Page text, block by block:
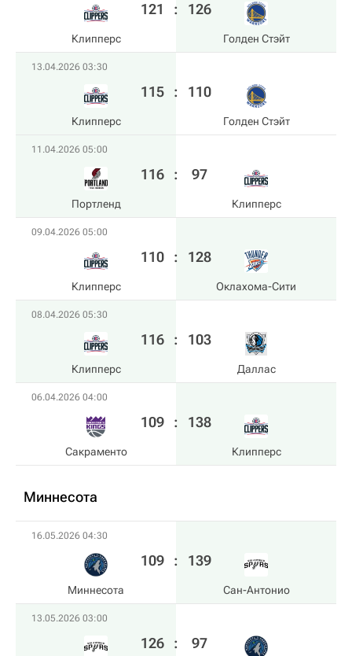
Клипперс
121 : 126
Голден Стэйт
13.04.2026 03:30
Клипперс
115 : 110
Голден Стэйт
11.04.2026 05:00
Портленд
116 : 97
Клипперс
09.04.2026 05:00
Клипперс
110 : 128
Оклахома-Сити
08.04.2026 05:30
Клипперс
116 : 103
Даллас
06.04.2026 04:00
Сакраменто
109 : 138
Клипперс
Миннесота
16.05.2026 04:30
Миннесота
109 : 139
Сан-Антонио
13.05.2026 03:00
126 : 97